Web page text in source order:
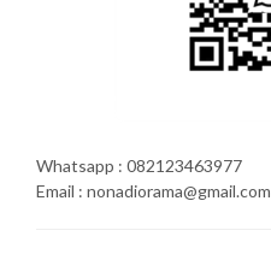
Whatsapp : 082123463977
Email : nonadiorama@gmail.com